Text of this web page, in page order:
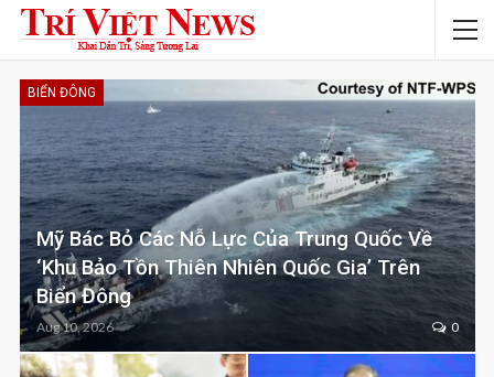
BIỂN ĐÔNG
Mỹ Bác Bỏ Các Nỗ Lực Của Trung Quốc Về
‘khu Bảo Tồn Thiên Nhiên Quốc Gia’ Trên
Biển Đông
Aug 10, 2026 0